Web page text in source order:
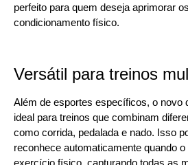
perfeito para quem deseja aprimorar
condicionamento físico.
Versátil para treinos
Além de esportes específicos, o novo
ideal para treinos que combinam
como corrida, pedalada e nado. Isso
reconhece automaticamente quando